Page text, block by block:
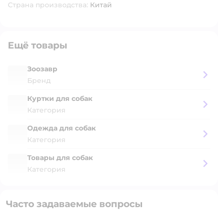
Страна производства: Китай
Ещё товары
Зоозавр
Бренд
Куртки для собак
Категория
Одежда для собак
Категория
Товары для собак
Категория
Часто задаваемые вопросы